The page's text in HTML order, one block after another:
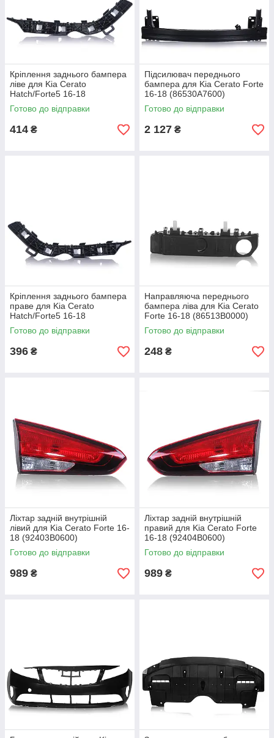
Кріплення заднього бампера
ліве для Kia Cerato
Hatch/Forte5 16-18
(86613B0000)
Готово до відправки
414 ₴
Підсилювач переднього
бампера для Kia Cerato Forte
16-18 (86530A7600)
Готово до відправки
2 127 ₴
Кріплення заднього бампера
праве для Kia Cerato
Hatch/Forte5 16-18
(86614B0000)
Готово до відправки
396 ₴
Направляюча переднього
бампера ліва для Kia Cerato
Forte 16-18 (86513B0000)
Готово до відправки
248 ₴
Ліхтар задній внутрішній
лівий для Kia Cerato Forte 16-
18 (92403B0600)
Готово до відправки
989 ₴
Ліхтар задній внутрішній
правий для Kia Cerato Forte
16-18 (92404B0600)
Готово до відправки
989 ₴